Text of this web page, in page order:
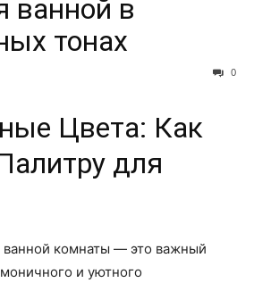
ванной в
тонах
0
Цвета: Как
для
комнаты — это важный
и уютного